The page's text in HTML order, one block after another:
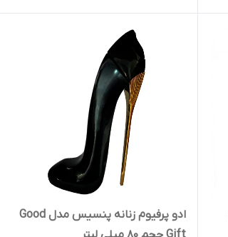
ادو پرفیوم زنانه پنسیس مدل Good